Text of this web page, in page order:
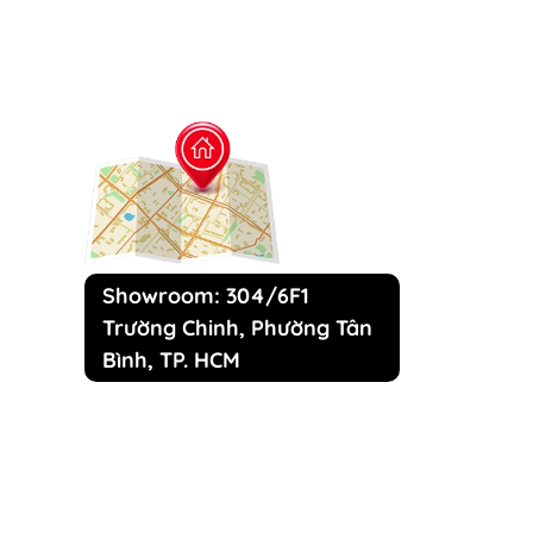
Showroom: 304/6F1
Trường Chinh, Phường Tân
Bình, TP. HCM